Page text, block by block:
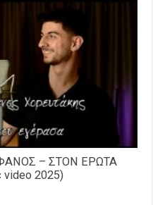
– ΣΤΟΝ ΕΡΩΤΑ
2025)